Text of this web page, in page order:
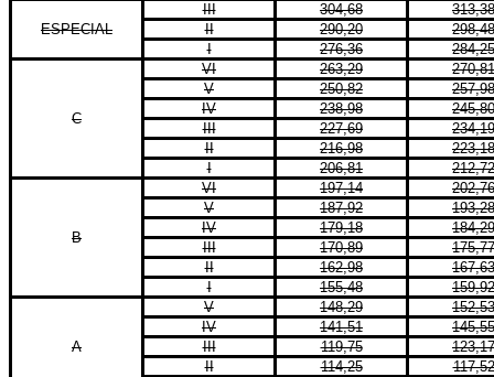
ESPECIAL
III 304,68
313,38
II
290,20
298,48
I
276,36 284,25
C
VI 263,29
270,81
V
250,82
257,98
IV
238,98
245,80
III
227,69
234,19
II
216,98
223,18
I
206,81 212,72
B
VI 197,14
202,76
V
187,92
193,28
IV
179,18
184,29
III
170,89
175,77
II
162,98
167,63
I
155,48 159,92
A
V 148,29
152,53
IV
141,51
145,55
III
119,75
123,17
II
114,25
117,52